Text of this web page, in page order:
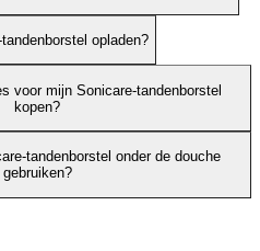
opladen?
voor mijn Sonicare-tandenborstel
kopen?
tandenborstel onder de douche
gebruiken?